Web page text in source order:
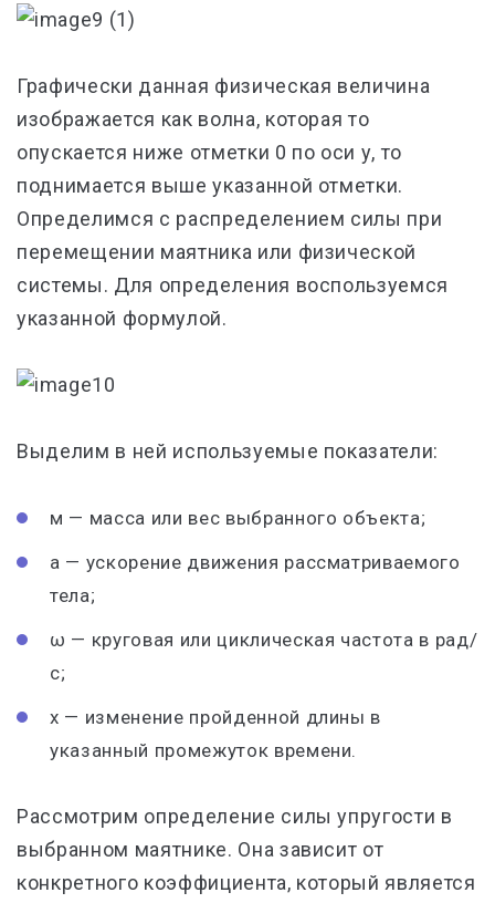
Графически данная физическая величина
изображается как волна, которая то
опускается ниже отметки 0 по оси у, то
поднимается выше указанной отметки.
Определимся с распределением силы при
перемещении маятника или физической
системы. Для определения воспользуемся
указанной формулой.
Выделим в ней используемые показатели:
м — масса или вес выбранного объекта;
а — ускорение движения рассматриваемого
тела;
ω — круговая или циклическая частота в рад/
с;
х — изменение пройденной длины в
указанный промежуток времени.
Рассмотрим определение силы упругости в
выбранном маятнике. Она зависит от
конкретного коэффициента, который является